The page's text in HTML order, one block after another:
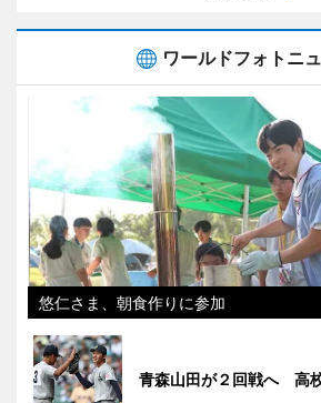
ワールドフォトニ
悠仁さま、朝食作りに参加
青森山田が２回戦へ 高